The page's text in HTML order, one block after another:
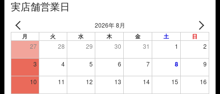
実店舗営業日
2026年 8月
月 火 水 木 金 土 日
27 28 29 30 31 1 2
3 4 5 6 7 8 9
10 11 12 13 14 15 16